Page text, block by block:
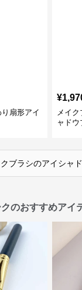
扇形アイ
¥
メイ
ャド
クブラシのアイシャ
のおすすめアイ